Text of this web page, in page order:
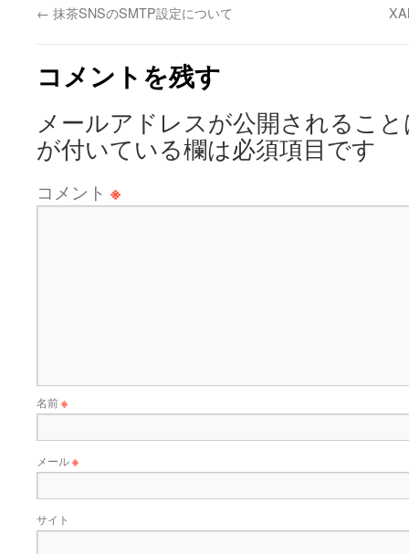
← 抹茶SNSのSMTP設定について
コメントを残す
メールアドレスが公開されるこ
が付いている欄は必須項目です
コメント ※
名前※
メール※
サイト